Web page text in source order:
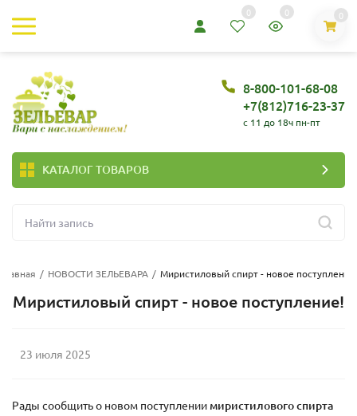
0 0 0
8-800-101-68-08
+7(812)716-23-37
c 11 до 18ч пн-пт
КАТАЛОГ ТОВАРОВ
Главная / НОВОСТИ ЗЕЛЬЕВАРА / Миристиловый спирт - новое поступление!
Миристиловый спирт - новое поступление!
23 июля 2025
Рады сообщить о новом поступлении миристилового спирта